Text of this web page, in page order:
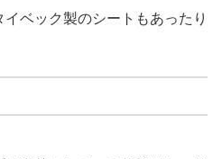
ベック製のシートもあったり